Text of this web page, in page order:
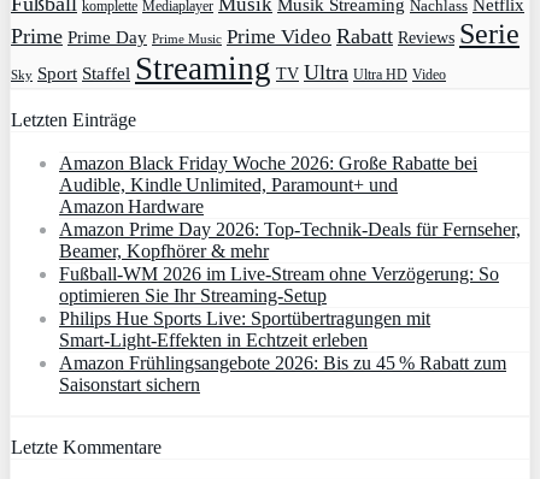
komplette Mediaplayer Musik Musik Streaming Nachlass Netflix
Prime Prime Day Prime Music Prime Video Rabatt Reviews Serie
Sky Sport Staffel Streaming TV Ultra Ultra HD Video
Letzten Einträge
Amazon Black Friday Woche 2026: Große Rabatte bei
Audible, Kindle Unlimited, Paramount+ und
Amazon Hardware
Amazon Prime Day 2026: Top-Technik-Deals für Fernseher,
Beamer, Kopfhörer & mehr
Fußball-WM 2026 im Live-Stream ohne Verzögerung: So
optimieren Sie Ihr Streaming-Setup
Philips Hue Sports Live: Sportübertragungen mit
Smart‑Light‑Effekten in Echtzeit erleben
Amazon Frühlingsangebote 2026: Bis zu 45 % Rabatt zum
Saisonstart sichern
Letzte Kommentare